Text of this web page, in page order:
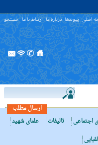
اصلی پیوندها درباره ما ارتباط با ما جستجو
ارسال مطلب
اجتماعی تالیفات
علمای شهید